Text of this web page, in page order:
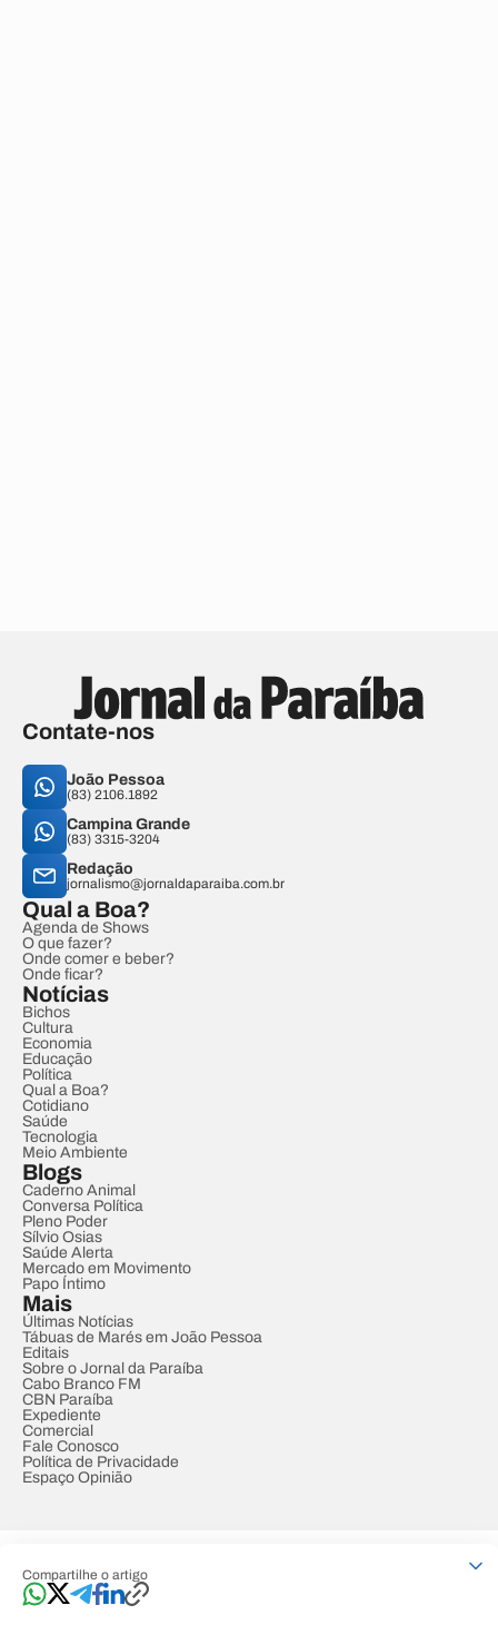
Compartilhe o artigo
Contate-nos
João Pessoa
(83) 2106.1892
Campina Grande
(83) 3315-3204
Redação
jornalismo@jornaldaparaiba.com.br
Qual a Boa?
Agenda de Shows
O que fazer?
Onde comer e beber?
Onde ficar?
Notícias
Bichos
Cultura
Economia
Educação
Política
Qual a Boa?
Cotidiano
Saúde
Tecnologia
Meio Ambiente
Blogs
Caderno Animal
Conversa Política
Pleno Poder
Sílvio Osias
Saúde Alerta
Mercado em Movimento
Papo Íntimo
Mais
Últimas Notícias
Tábuas de Marés em João Pessoa
Editais
Sobre o Jornal da Paraíba
Cabo Branco FM
CBN Paraíba
Expediente
Comercial
Fale Conosco
Política de Privacidade
Espaço Opinião
Developed by Designed by